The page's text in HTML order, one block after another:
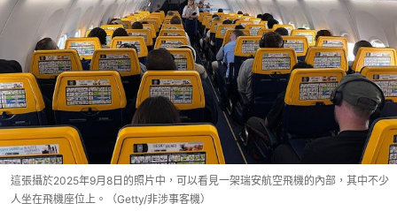
這張攝於2025年9月8日的照片中，可以看見一架瑞安航空飛機的內部，其中不少
人坐在飛機座位上。（Getty/非涉事客機）